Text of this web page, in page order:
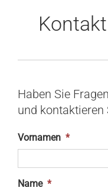
Haben Sie
und kontaktieren
Vornamen *
Name *